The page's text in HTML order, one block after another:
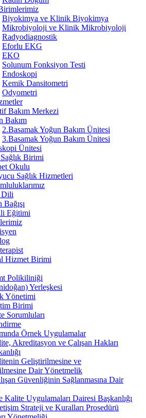
Biyokimya ve Klinik Biyokimya
Mikrobiyoloji ve Klinik Mikrobiyoloji
Radyodiagnostik
Eforlu EKG
EKO
Solunum Fonksiyon Testi
Endoskopi
Kemik Dansitometri
Odyometri
Bakım Merkezi
Bakım
2.Basamak Yoğun Bakım Ünitesi
3.Basamak Yoğun Bakım Ünitesi
Ünitesi
Birimi
Okulu
Sağlık Hizmetleri
Dili
Eğitimi
Hizmet Birimi
Polikiliniği
Yerleşkesi
Yönetimi
Birimi
Sorumluları
Örnek Uygulamalar
Akreditasyon ve Çalışan Hakları
Geliştirilmesine ve
Dair Yönetmelik
Güvenliğinin Sağlanmasına Dair
Uygulamaları Dairesi Başkanlığı
Strateji ve Kuralları Prosedürü